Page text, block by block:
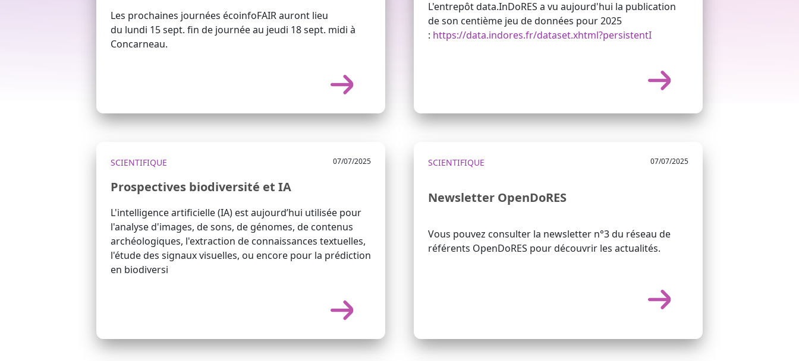
Les prochaines journées écoinfoFAIR auront lieu
du lundi 15 sept. fin de journée au jeudi 18 sept. midi à
Concarneau.
L'entrepôt data.InDoRES a vu aujourd'hui la publication
de son centième jeu de données pour 2025
: https://data.indores.fr/dataset.xhtml?persistentI
SCIENTIFIQUE 07/07/2025
Prospectives biodiversité et IA
L'intelligence artificielle (IA) est aujourd’hui utilisée pour
l'analyse d'images, de sons, de génomes, de contenus
archéologiques, l'extraction de connaissances textuelles,
l'étude des signaux visuelles, ou encore pour la prédiction
en biodiversi
SCIENTIFIQUE 07/07/2025
Newsletter OpenDoRES
Vous pouvez consulter la newsletter n°3 du réseau de
référents OpenDoRES pour découvrir les actualités.